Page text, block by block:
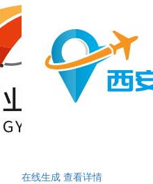
在线生成 查看详情